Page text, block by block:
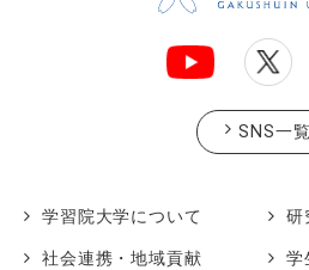
SNS一覧
学習院大学について 研
社会連携・地域貢献 学